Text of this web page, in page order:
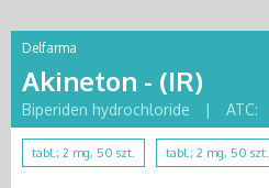
Delfarma
Akineton - (IR)
Biperiden hydrochloride
| ATC:
tabl.; 2 mg, 50 szt. tabl.; 2 mg, 50 szt.